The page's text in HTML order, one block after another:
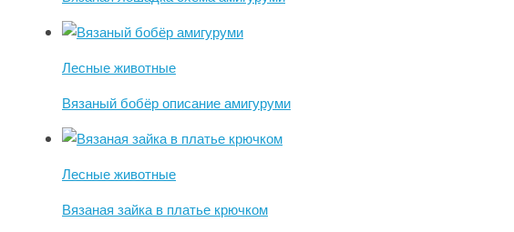
Лесные животные
Вязаный бобёр описание амигуруми
Лесные животные
Вязаная зайка в платье крючком